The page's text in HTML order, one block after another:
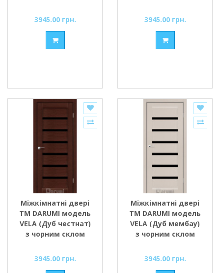
3945.00 грн.
3945.00 грн.
Міжкімнатні двері
ТМ DARUMI модель
VELA (Дуб честнат)
з чорним склом
3945.00 грн.
Міжкімнатні двері
ТМ DARUMI модель
VELA (Дуб мембау)
з чорним склом
3945.00 грн.